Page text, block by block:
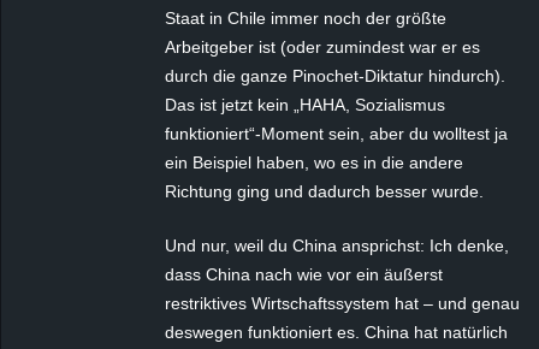
Staat in Chile immer noch der größte
Arbeitgeber ist (oder zumindest war er es
durch die ganze Pinochet-Diktatur hindurch).
Das ist jetzt kein „HAHA, Sozialismus
funktioniert“-Moment sein, aber du wolltest ja
ein Beispiel haben, wo es in die andere
Richtung ging und dadurch besser wurde.
Und nur, weil du China ansprichst: Ich denke,
dass China nach wie vor ein äußerst
restriktives Wirtschaftssystem hat – und genau
deswegen funktioniert es. China hat natürlich